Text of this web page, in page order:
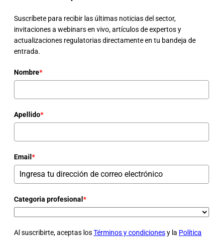
Suscríbete para recibir las últimas noticias del sector,
invitaciones a webinars en vivo, artículos de expertos y
actualizaciones regulatorias directamente en tu bandeja de
entrada.
Nombre*
Apellido*
Email *
Categoria profesional *
Al suscribirte, aceptas losTérminos y condicionesy la Política